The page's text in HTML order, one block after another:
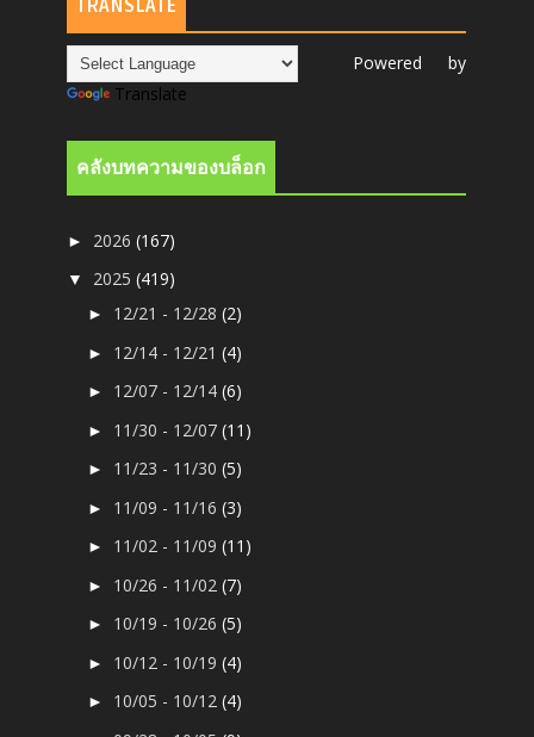
TRANSLATE
Powered by
Translate
คลังบทความของบล็อก
► 2026(167)
▼ 2025(419)
► 12/21 - 12/28(2)
► 12/14 - 12/21(4)
► 12/07 - 12/14(6)
► 11/30 - 12/07(11)
► 11/23 - 11/30(5)
► 11/09 - 11/16(3)
► 11/02 - 11/09(11)
► 10/26 - 11/02(7)
► 10/19 - 10/26(5)
► 10/12 - 10/19(4)
► 10/05 - 10/12(4)